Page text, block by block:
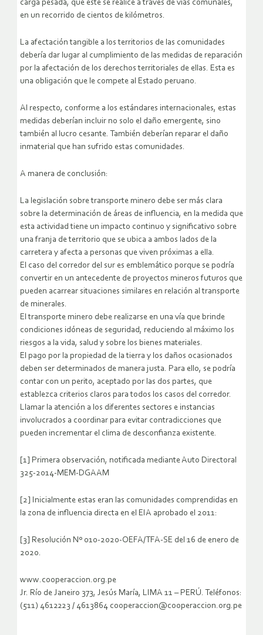
carga pesada, que éste se realice a través de vías comunales,
en un recorrido de cientos de kilómetros.
La afectación tangible a los territorios de las comunidades
debería dar lugar al cumplimiento de las medidas de reparación
por la afectación de los derechos territoriales de ellas. Esta es
una obligación que le compete al Estado peruano.
Al respecto, conforme a los estándares internacionales, estas
medidas deberían incluir no solo el daño emergente, sino
también al lucro cesante. También deberían reparar el daño
inmaterial que han sufrido estas comunidades.
A manera de conclusión:
La legislación sobre transporte minero debe ser más clara
sobre la determinación de áreas de influencia, en la medida que
esta actividad tiene un impacto continuo y significativo sobre
una franja de territorio que se ubica a ambos lados de la
carretera y afecta a personas que viven próximas a ella.
El caso del corredor del sur es emblemático porque se podría
convertir en un antecedente de proyectos mineros futuros que
pueden acarrear situaciones similares en relación al transporte
de minerales.
El transporte minero debe realizarse en una vía que brinde
condiciones idóneas de seguridad, reduciendo al máximo los
riesgos a la vida, salud y sobre los bienes materiales.
El pago por la propiedad de la tierra y los daños ocasionados
deben ser determinados de manera justa. Para ello, se podría
contar con un perito, aceptado por las dos partes, que
establezca criterios claros para todos los casos del corredor.
Llamar la atención a los diferentes sectores e instancias
involucrados a coordinar para evitar contradicciones que
pueden incrementar el clima de desconfianza existente.
[1] Primera observación, notificada mediante Auto Directoral
325-2014-MEM-DGAAM
[2] Inicialmente estas eran las comunidades comprendidas en
la zona de influencia directa en el EIA aprobado el 2011:
[3] Resolución Nº 010-2020-OEFA/TFA-SE del 16 de enero de
2020.
www.cooperaccion.org.pe
Jr. Río de Janeiro 373, Jesús María, LIMA 11 – PERÚ. Teléfonos:
(511) 4612223 / 4613864 cooperaccion@cooperaccion.org.pe